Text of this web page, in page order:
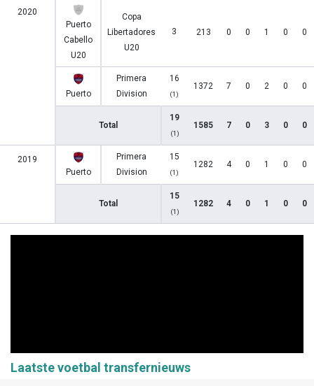
2020
Puerto
Cabello
U20
Copa
Libertadores
U20
3 213 0 0 1 0 0
Puerto
Primera
Division
16
(1)
1372 7 0 2 0 0
Total
19
(1)
1585 7 0 3 0 0
2019
Puerto
Primera
Division
15
(1)
1282 4 0 1 0 0
Total
15
(1)
1282 4 0 1 0 0
Laatste voetbal transfernieuws